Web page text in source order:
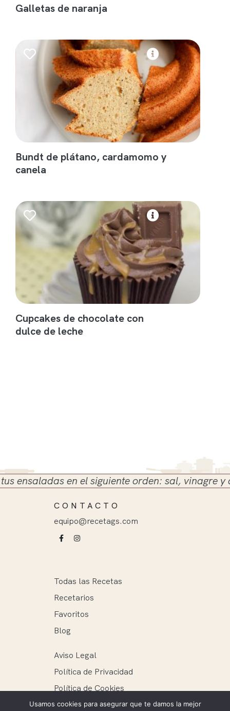
Galletas de naranja
Bundt de plátano, cardamomo y
canela
Cupcakes de chocolate con
dulce de leche
en el siguiente orden: sal, vinagre y
CONTACTO
equipo@recetags.com
Todas las Recetas
Recetarios
Favoritos
Blog
Aviso Legal
Política de Privacidad
Política de Cookies
Usamos cookies para asegurar que te damos la mejor